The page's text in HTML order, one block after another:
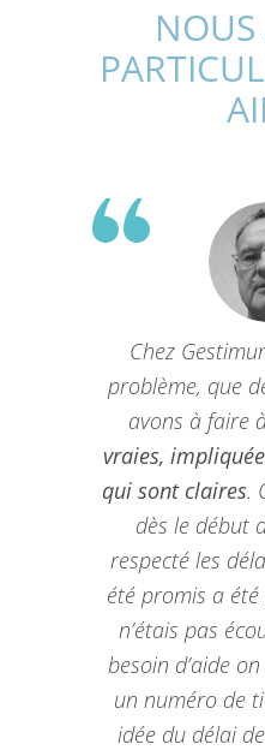
Chez
problème, que
avons à faire
vraies,
qui sont claires.
dès le début
respecté les
été promis a été
n’étais pas
besoin d’aide
un numéro de
idée du délai